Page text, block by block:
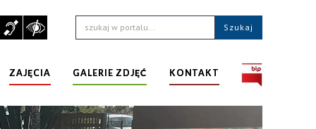
ZAJĘCIA GALERIE ZDJĘĆ KONTAKT